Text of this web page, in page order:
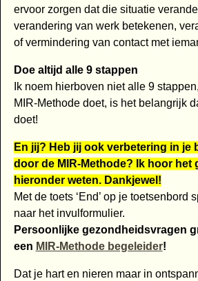
ervoor zorgen dat die situatie
verandering van werk betekenen,
of vermindering van contact met
Doe altijd alle 9 stappen
Ik noem hierboven niet alle 9
MIR-Methode doet, is het belangrijk
doet!
En jij? Heb jij ook verbetering in je
door de MIR-Methode? Ik hoor het
hieronder weten. Dankjewel!
Met de toets ‘End’ op je toetsenbord
naar het invulformulier.
Persoonlijke gezondheidsvragen
een MIR-Methode begeleider!
Dat je hart en nieren maar in